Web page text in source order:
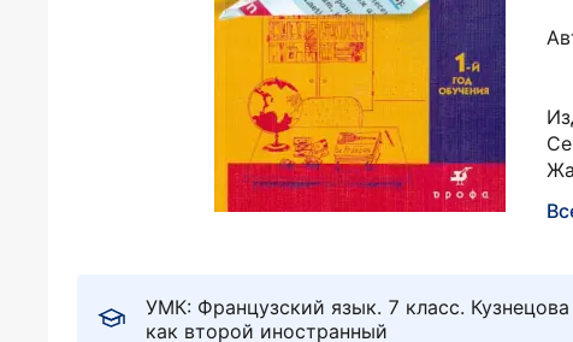
УМК: Французский язык. 7 класс.
как второй иностранный